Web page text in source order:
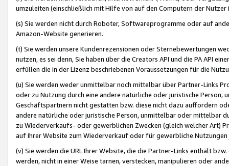
umzuleiten (einschließlich mit Hilfe von auf den Computern der
(s) Sie werden nicht durch Roboter, Softwareprogramme oder auf
Amazon-Website generieren.
(t) Sie werden unsere Kundenrezensionen oder Sternebewertungen
nutzen, es sei denn, Sie haben über die Creators API und die PA API
erfüllen die in der Lizenz beschriebenen Voraussetzungen für die
(u) Sie werden weder unmittelbar noch mittelbar über Partner-Links
oder zu Nutzung durch eine andere natürliche oder juristische
Geschäftspartnern nicht gestatten bzw. diese nicht dazu auffordern
andere natürliche oder juristische Person, unmittelbar oder mittelbar
zu Wiederverkaufs- oder gewerblichen Zwecken (gleich welcher Art)
auf Ihrer Website zum Wiederverkauf oder für gewerbliche
(v) Sie werden die URL Ihrer Website, die die Partner-Links enthält
werden, nicht in einer Weise tarnen, verstecken, manipulieren oder